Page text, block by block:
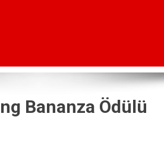
Bananza Ödülü